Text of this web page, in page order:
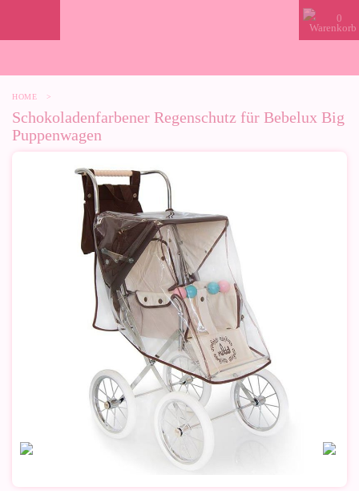
0
HOME >
Schokoladenfarbener Regenschutz für Bebelux Big
Puppenwagen